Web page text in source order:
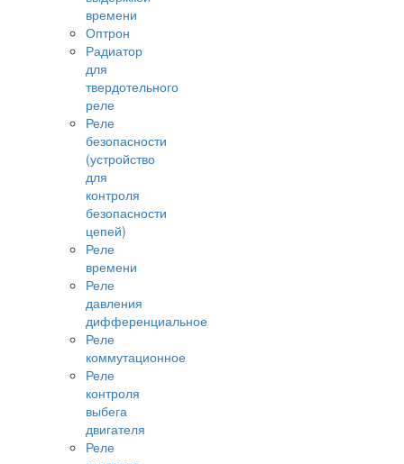
времени
Оптрон
Радиатор
для
твердотельного
реле
Реле
безопасности
(устройство
для
контроля
безопасности
цепей)
Реле
времени
Реле
давления
дифференциальное
Реле
коммутационное
Реле
контроля
выбега
двигателя
Реле